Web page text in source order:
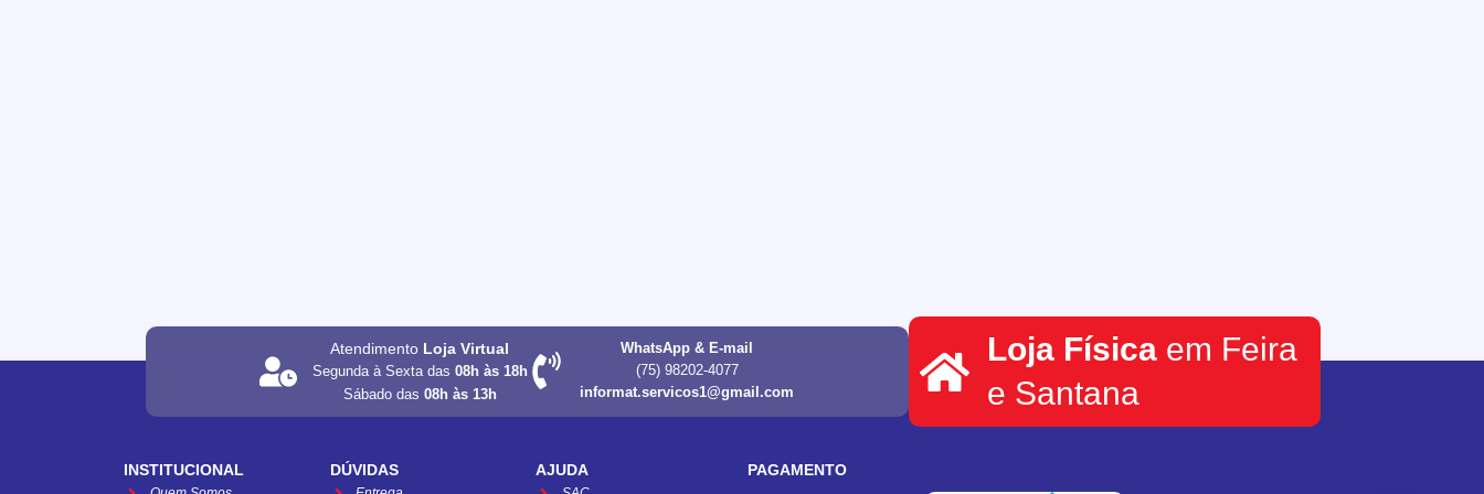
Atendimento Loja Virtual
Segunda à Sexta das 08h às 18h
Sábado das 08h às 13h
WhatsApp & E-mail
(75) 98202-4077
informat.servicos1@gmail.com
Loja Físicaem Feira
e Santana
INSTITUCIONAL DÚVIDAS AJUDA PAGAMENTO